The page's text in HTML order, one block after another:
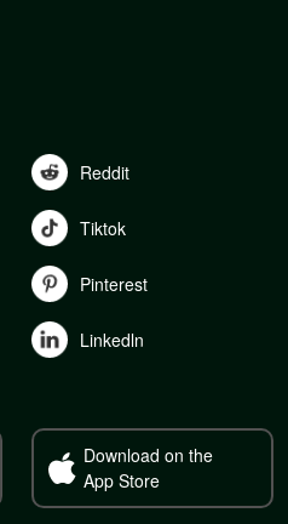
Reddit
Tiktok
Pinterest
Linkedln
Download on the
App Store